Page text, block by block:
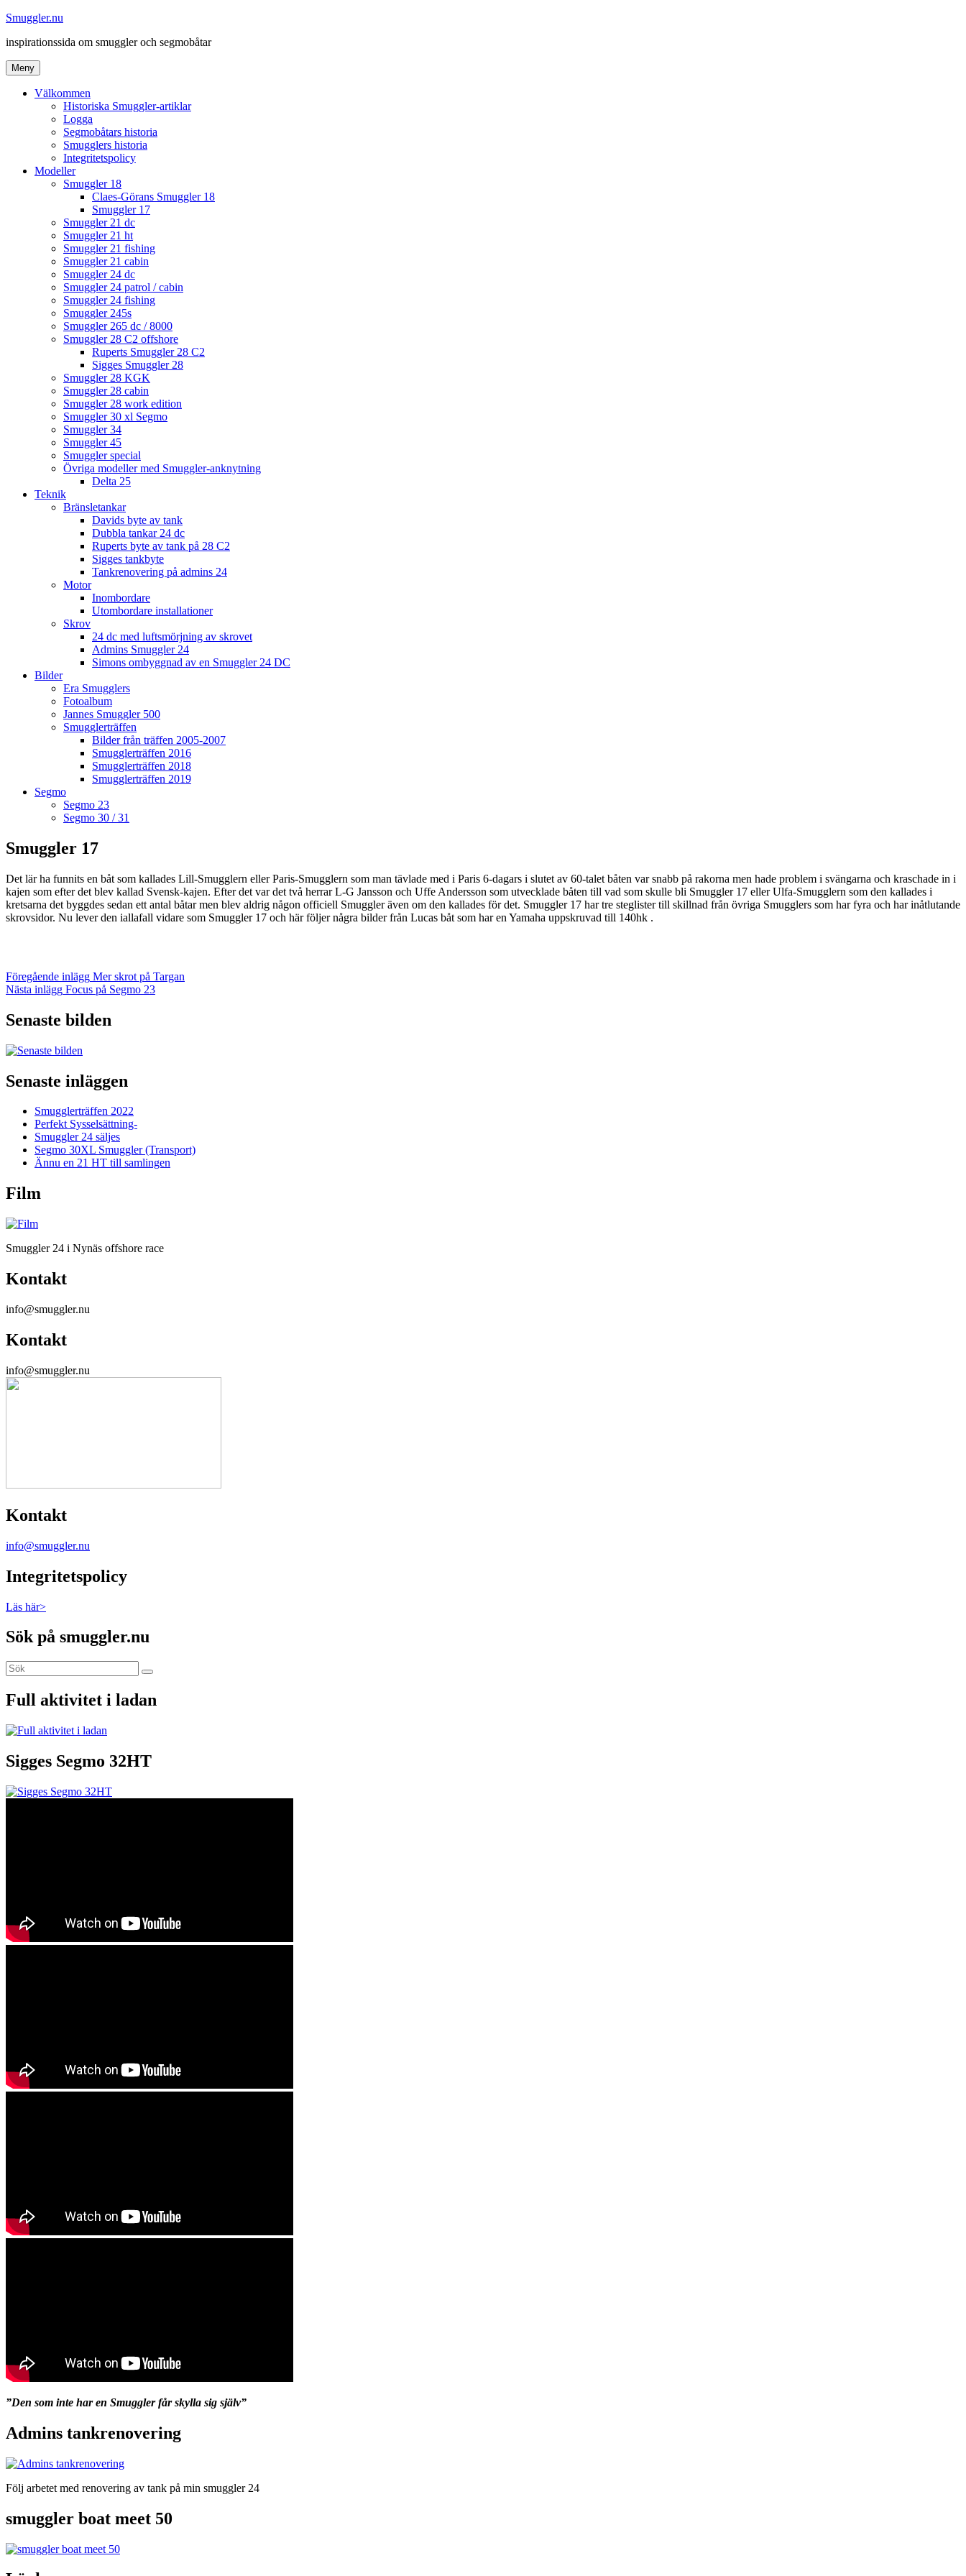
Hoppa
innehåll
Smuggler.nu
inspirationssida om smuggler och segmobåtar
Meny
Välkommen
Historiska Smuggler-artiklar
Logga
Segmobåtars historia
Smugglers historia
Integritetspolicy
Modeller
Smuggler 18
Claes-Görans Smuggler 18
Smuggler 17
Smuggler 21 dc
Smuggler 21 ht
Smuggler 21 fishing
Smuggler 21 cabin
Smuggler 24 dc
Smuggler 24 patrol / cabin
Smuggler 24 fishing
Smuggler 245s
Smuggler 265 dc / 8000
Smuggler 28 C2 offshore
Ruperts Smuggler 28 C2
Sigges Smuggler 28
Smuggler 28 KGK
Smuggler 28 cabin
Smuggler 28 work edition
Smuggler 30 xl Segmo
Smuggler 34
Smuggler 45
Smuggler special
Övriga modeller med Smuggler-anknytning
Delta 25
Teknik
Bränsletankar
Davids byte av tank
Dubbla tankar 24 dc
Ruperts byte av tank på 28 C2
Sigges tankbyte
Tankrenovering på admins 24
Motor
Inombordare
Utombordare installationer
Skrov
24 dc med luftsmörjning av skrovet
Admins Smuggler 24
Simons ombyggnad av en Smuggler 24 DC
Bilder
Era Smugglers
Fotoalbum
Jannes Smuggler 500
Smugglerträffen
Bilder från träffen 2005-2007
Smugglerträffen 2016
Smugglerträffen 2018
Smugglerträffen 2019
Segmo
Segmo 23
Segmo 30 / 31
Smuggler 17
Det lär ha funnits en båt som kallades Lill-Smugglern eller Paris-Smugglern som man tävlade med i Paris 6-dagars i slutet av 60-talet båten var snabb på rakorna men hade problem i svängarna och kraschade in i
kajen som efter det blev kallad Svensk-kajen. Efter det var det två herrar L-G Jansson och Uffe Andersson som utvecklade båten till vad som skulle bli Smuggler 17 eller Ulfa-Smugglern som den kallades i
kretsarna det byggdes sedan ett antal båtar men blev aldrig någon officiell Smuggler även om den kallades för det. Smuggler 17 har tre steglister till skillnad från övriga Smugglers som har fyra och har inåtlutande
skrovsidor. Nu lever den iallafall vidare som Smuggler 17 och här följer några bilder från Lucas båt som har en Yamaha uppskruvad till 140hk .
Inläggsnavigering
Föregående
inlägg
Föregående inlägg Mer skrot på Targan
Nästa
Nästa inlägg Focus på Segmo 23
Senaste bilden
Senaste inläggen
Smugglerträffen 2022
Perfekt Sysselsättning-
Smuggler 24 säljes
Segmo 30XL Smuggler (Transport)
Ännu en 21 HT till samlingen
Film
Smuggler 24 i Nynäs offshore race
Kontakt
info@smuggler.nu
Kontakt
info@smuggler.nu
Kontakt
info@smuggler.nu
Integritetspolicy
Läs här>
Sök på smuggler.nu
Sök
efter:
Sök
Full aktivitet i ladan
Sigges Segmo 32HT
”Den som inte har en Smuggler får skylla sig själv”
Admins tankrenovering
Följ arbetet med renovering av tank på min smuggler 24
smuggler boat meet 50